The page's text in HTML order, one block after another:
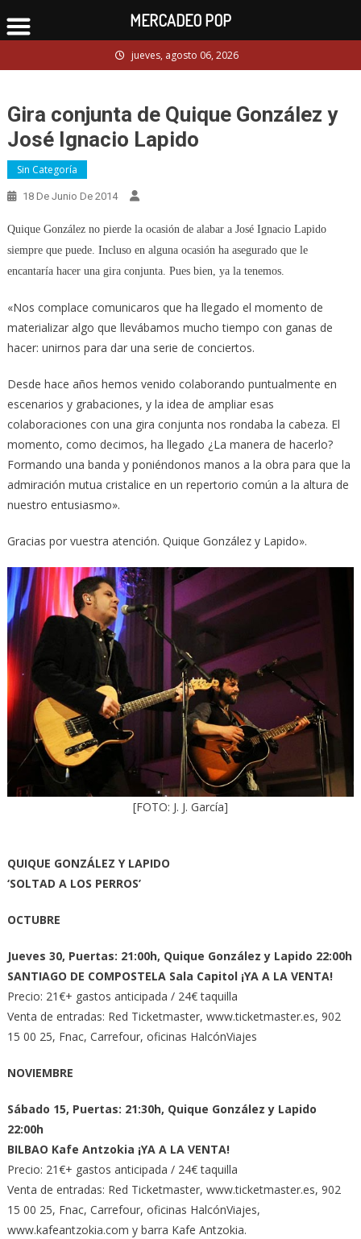
to
jueves, agosto 06, 2026
Gira conjunta de Quique González y
José Ignacio Lapido
Sin Categoría
18 De Junio De 2014
Quique González no pierde la ocasión de alabar a José Ignacio Lapido
siempre que puede. Incluso en alguna ocasión ha asegurado que le
encantaría hacer una gira conjunta. Pues bien, ya la tenemos.
«Nos complace comunicaros que ha llegado el momento de
materializar algo que llevábamos mucho tiempo con ganas de
hacer: unirnos para dar una serie de conciertos.
Desde hace años hemos venido colaborando puntualmente en
escenarios y grabaciones, y la idea de ampliar esas
colaboraciones con una gira conjunta nos rondaba la cabeza. El
momento, como decimos, ha llegado ¿La manera de hacerlo?
Formando una banda y poniéndonos manos a la obra para que la
admiración mutua cristalice en un repertorio común a la altura de
nuestro entusiasmo».
Gracias por vuestra atención. Quique González y Lapido».
[FOTO: J. J. García]
QUIQUE GONZÁLEZ Y LAPIDO
‘SOLTAD A LOS PERROS’
OCTUBRE
Jueves 30, Puertas: 21:00h, Quique González y Lapido 22:00h
SANTIAGO DE COMPOSTELA Sala Capitol ¡YA A LA VENTA!
Precio: 21€+ gastos anticipada / 24€ taquilla
Venta de entradas: Red Ticketmaster, www.ticketmaster.es, 902
15 00 25, Fnac, Carrefour, oficinas HalcónViajes
NOVIEMBRE
Sábado 15, Puertas: 21:30h, Quique González y Lapido
22:00h
BILBAO Kafe Antzokia ¡YA A LA VENTA!
Precio: 21€+ gastos anticipada / 24€ taquilla
Venta de entradas: Red Ticketmaster, www.ticketmaster.es, 902
15 00 25, Fnac, Carrefour, oficinas HalcónViajes,
www.kafeantzokia.com y barra Kafe Antzokia.
MERCADEO POP